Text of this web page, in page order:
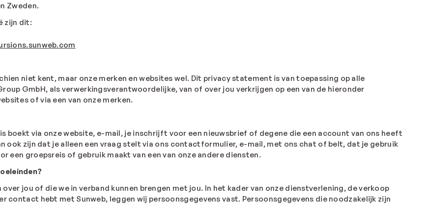
Zweden.
zijn dit:
niet kent, maar onze merken en websites wel. Dit privacy statement is van toepassing op alle
GmbH, als verwerkingsverantwoordelijke, van of over jou verkrijgen op een van de hieronder
of via een van onze merken.
boekt via onze website, e-mail, je inschrijft voor een nieuwsbrief of degene die een account van ons heeft
ook zijn dat je alleen een vraag stelt via ons contactformulier, e-mail, met ons chat of belt, dat je gebruik
een groepsreis of gebruik maakt van een van onze andere diensten.
jou of die we in verband kunnen brengen met jou. In het kader van onze dienstverlening, de verkoop
contact hebt met Sunweb, leggen wij persoonsgegevens vast. Persoonsgegevens die noodzakelijk zijn